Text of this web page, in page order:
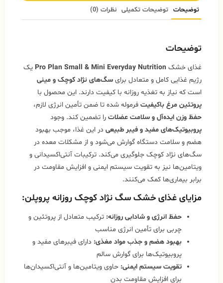
توضیحات توضیحات تکمیلی نظرات (0)
توضیحات
غذای خشک Pro Plan Small & Mini Everyday Nutrition یک
رژیم غذایی کامل و متعادل برای سگ‌های نژاد کوچک و مینی
است که نیاز به تغذیه روزانه با کیفیت دارند. این محصول با
پروتئین مرغ باکیفیت فرموله شده تا ضمن تأمین انرژی لازم،
حفظ وزن ایده‌آل و سلامت عضلات را تضمین کند. وجود
پروبیوتیک‌های مفید و فیبر طبیعی در این غذا، موجب بهبود
هضم و سلامت دستگاه گوارش می‌شود و از مشکلات معده در
سگ‌های نژاد کوچک جلوگیری می‌کند. ترکیبات آنتی‌اکسیدانی و
ویتامین‌ها نیز به تقویت سیستم ایمنی و افزایش مقاومت در
برابر بیماری‌ها کمک می‌کنند.
مزایای غذای خشک سگ نژاد کوچک روزانه پروپلن:
حفظ انرژی و شادابی روزانه: ترکیب متعادل از پروتئین و
چربی برای تأمین انرژی مناسب
بهبود هضم و جذب مواد مغذی: دارای فیبرهای مفید و
پروبیوتیک‌ها برای گوارش سالم
تقویت سیستم ایمنی: حاوی ویتامین‌ها و آنتی‌اکسیدان‌ها
برای افزایش مقاومت بدن